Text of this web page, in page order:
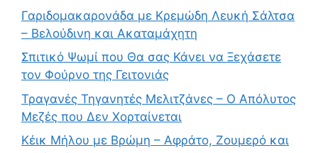
Γαριδομακαρονάδα με Κρεμώδη Λευκή Σάλτσα
– Βελούδινη και Ακαταμάχητη
Σπιτικό Ψωμί που Θα σας Κάνει να Ξεχάσετε
τον Φούρνο της Γειτονιάς
Τραγανές Τηγανητές Μελιτζάνες – Ο Απόλυτος
Μεζές που Δεν Χορταίνεται
Κέικ Μήλου με Βρώμη – Αφράτο, Ζουμερό και